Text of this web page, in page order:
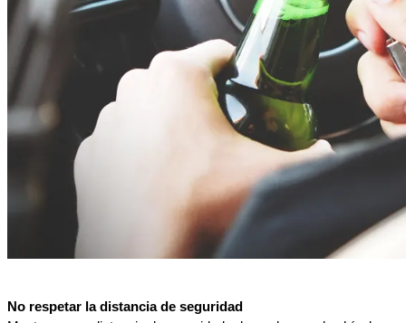
No respetar la distancia de seguridad